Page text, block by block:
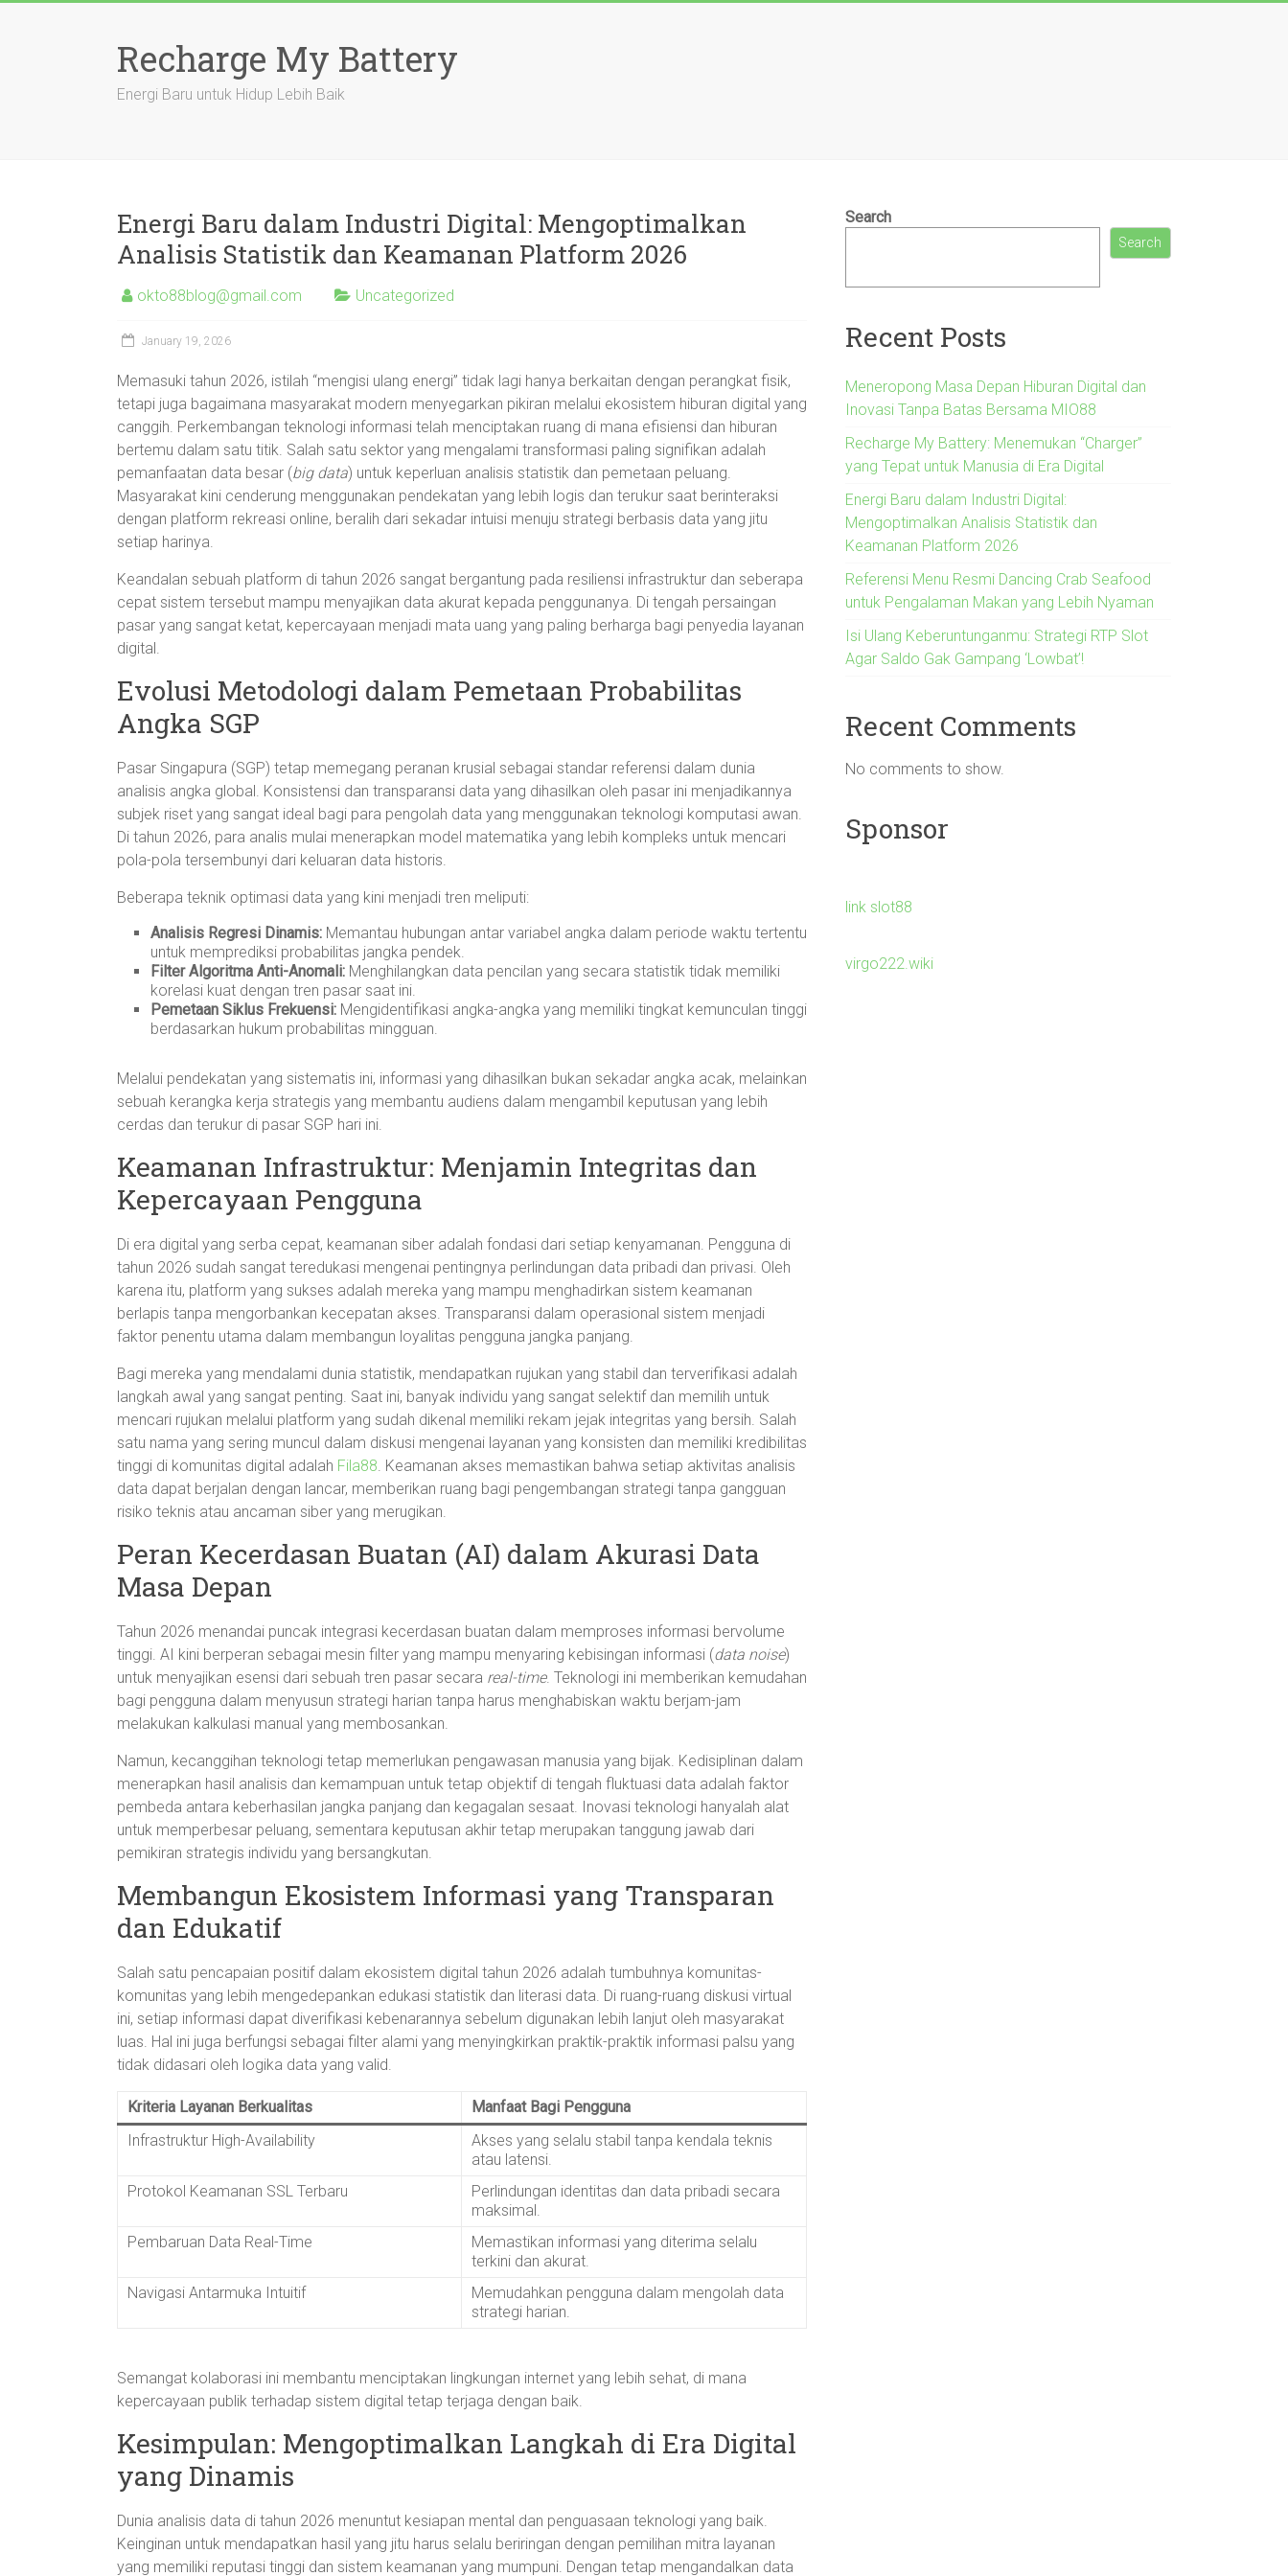
Recharge My Battery
Energi Baru untuk Hidup Lebih Baik
Energi Baru dalam Industri Digital: Mengoptimalkan
Analisis Statistik dan Keamanan Platform 2026
okto88blog@gmail.com Uncategorized
January 19, 2026
Memasuki tahun 2026, istilah “mengisi ulang energi” tidak lagi hanya berkaitan dengan perangkat fisik,
tetapi juga bagaimana masyarakat modern menyegarkan pikiran melalui ekosistem hiburan digital yang
canggih. Perkembangan teknologi informasi telah menciptakan ruang di mana efisiensi dan hiburan
bertemu dalam satu titik. Salah satu sektor yang mengalami transformasi paling signifikan adalah
pemanfaatan data besar (big data) untuk keperluan analisis statistik dan pemetaan peluang.
Masyarakat kini cenderung menggunakan pendekatan yang lebih logis dan terukur saat berinteraksi
dengan platform rekreasi online, beralih dari sekadar intuisi menuju strategi berbasis data yang jitu
setiap harinya.
Keandalan sebuah platform di tahun 2026 sangat bergantung pada resiliensi infrastruktur dan seberapa
cepat sistem tersebut mampu menyajikan data akurat kepada penggunanya. Di tengah persaingan
pasar yang sangat ketat, kepercayaan menjadi mata uang yang paling berharga bagi penyedia layanan
digital.
Evolusi Metodologi dalam Pemetaan Probabilitas
Angka SGP
Pasar Singapura (SGP) tetap memegang peranan krusial sebagai standar referensi dalam dunia
analisis angka global. Konsistensi dan transparansi data yang dihasilkan oleh pasar ini menjadikannya
subjek riset yang sangat ideal bagi para pengolah data yang menggunakan teknologi komputasi awan.
Di tahun 2026, para analis mulai menerapkan model matematika yang lebih kompleks untuk mencari
pola-pola tersembunyi dari keluaran data historis.
Beberapa teknik optimasi data yang kini menjadi tren meliputi:
Analisis Regresi Dinamis: Memantau hubungan antar variabel angka dalam periode waktu tertentu
untuk memprediksi probabilitas jangka pendek.
Filter Algoritma Anti-Anomali: Menghilangkan data pencilan yang secara statistik tidak memiliki
korelasi kuat dengan tren pasar saat ini.
Pemetaan Siklus Frekuensi: Mengidentifikasi angka-angka yang memiliki tingkat kemunculan tinggi
berdasarkan hukum probabilitas mingguan.
Melalui pendekatan yang sistematis ini, informasi yang dihasilkan bukan sekadar angka acak, melainkan
sebuah kerangka kerja strategis yang membantu audiens dalam mengambil keputusan yang lebih
cerdas dan terukur di pasar SGP hari ini.
Keamanan Infrastruktur: Menjamin Integritas dan
Kepercayaan Pengguna
Di era digital yang serba cepat, keamanan siber adalah fondasi dari setiap kenyamanan. Pengguna di
tahun 2026 sudah sangat teredukasi mengenai pentingnya perlindungan data pribadi dan privasi. Oleh
karena itu, platform yang sukses adalah mereka yang mampu menghadirkan sistem keamanan
berlapis tanpa mengorbankan kecepatan akses. Transparansi dalam operasional sistem menjadi
faktor penentu utama dalam membangun loyalitas pengguna jangka panjang.
Bagi mereka yang mendalami dunia statistik, mendapatkan rujukan yang stabil dan terverifikasi adalah
langkah awal yang sangat penting. Saat ini, banyak individu yang sangat selektif dan memilih untuk
mencari rujukan melalui platform yang sudah dikenal memiliki rekam jejak integritas yang bersih. Salah
satu nama yang sering muncul dalam diskusi mengenai layanan yang konsisten dan memiliki kredibilitas
tinggi di komunitas digital adalah Fila88. Keamanan akses memastikan bahwa setiap aktivitas analisis
data dapat berjalan dengan lancar, memberikan ruang bagi pengembangan strategi tanpa gangguan
risiko teknis atau ancaman siber yang merugikan.
Peran Kecerdasan Buatan (AI) dalam Akurasi Data
Masa Depan
Tahun 2026 menandai puncak integrasi kecerdasan buatan dalam memproses informasi bervolume
tinggi. AI kini berperan sebagai mesin filter yang mampu menyaring kebisingan informasi (data noise)
untuk menyajikan esensi dari sebuah tren pasar secara real-time. Teknologi ini memberikan kemudahan
bagi pengguna dalam menyusun strategi harian tanpa harus menghabiskan waktu berjam-jam
melakukan kalkulasi manual yang membosankan.
Namun, kecanggihan teknologi tetap memerlukan pengawasan manusia yang bijak. Kedisiplinan dalam
menerapkan hasil analisis dan kemampuan untuk tetap objektif di tengah fluktuasi data adalah faktor
pembeda antara keberhasilan jangka panjang dan kegagalan sesaat. Inovasi teknologi hanyalah alat
untuk memperbesar peluang, sementara keputusan akhir tetap merupakan tanggung jawab dari
pemikiran strategis individu yang bersangkutan.
Membangun Ekosistem Informasi yang Transparan
dan Edukatif
Salah satu pencapaian positif dalam ekosistem digital tahun 2026 adalah tumbuhnya komunitas-
komunitas yang lebih mengedepankan edukasi statistik dan literasi data. Di ruang-ruang diskusi virtual
ini, setiap informasi dapat diverifikasi kebenarannya sebelum digunakan lebih lanjut oleh masyarakat
luas. Hal ini juga berfungsi sebagai filter alami yang menyingkirkan praktik-praktik informasi palsu yang
tidak didasari oleh logika data yang valid.
Kriteria Layanan Berkualitas
Manfaat Bagi Pengguna
Infrastruktur High-Availability
Akses yang selalu stabil tanpa kendala teknis
atau latensi.
Protokol Keamanan SSL Terbaru
Perlindungan identitas dan data pribadi secara
maksimal.
Pembaruan Data Real-Time
Memastikan informasi yang diterima selalu
terkini dan akurat.
Navigasi Antarmuka Intuitif
Memudahkan pengguna dalam mengolah data
strategi harian.
Semangat kolaborasi ini membantu menciptakan lingkungan internet yang lebih sehat, di mana
kepercayaan publik terhadap sistem digital tetap terjaga dengan baik.
Kesimpulan: Mengoptimalkan Langkah di Era Digital
yang Dinamis
Dunia analisis data di tahun 2026 menuntut kesiapan mental dan penguasaan teknologi yang baik.
Keinginan untuk mendapatkan hasil yang jitu harus selalu beriringan dengan pemilihan mitra layanan
yang memiliki reputasi tinggi dan sistem keamanan yang mumpuni. Dengan tetap mengandalkan data
Search
Search
Recent Posts
Meneropong Masa Depan Hiburan Digital dan
Inovasi Tanpa Batas Bersama MIO88
Recharge My Battery: Menemukan “Charger”
yang Tepat untuk Manusia di Era Digital
Energi Baru dalam Industri Digital:
Mengoptimalkan Analisis Statistik dan
Keamanan Platform 2026
Referensi Menu Resmi Dancing Crab Seafood
untuk Pengalaman Makan yang Lebih Nyaman
Isi Ulang Keberuntunganmu: Strategi RTP Slot
Agar Saldo Gak Gampang ‘Lowbat’!
Recent Comments
No comments to show.
Sponsor
link slot88
virgo222.wiki